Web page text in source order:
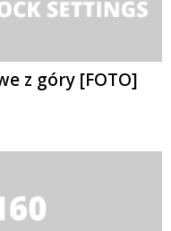
z góry [FOTO]